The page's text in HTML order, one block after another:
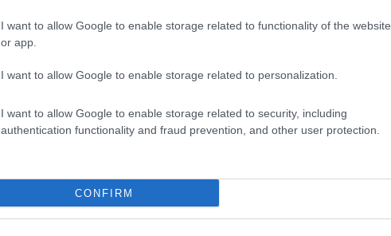
I want to allow Google to enable storage related to functionality of the website
or app.
I want to allow Google to enable storage related to personalization.
I want to allow Google to enable storage related to security, including
authentication functionality and fraud prevention, and other user protection.
CONFIRM